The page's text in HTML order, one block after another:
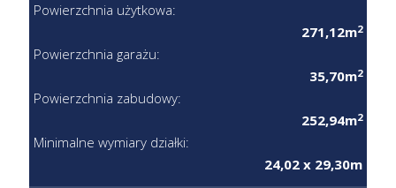
Powierzchnia użytkowa:
271,12m2
Powierzchnia garażu:
35,70m2
Powierzchnia zabudowy:
252,94m2
Minimalne wymiary działki:
24,02 x 29,30m